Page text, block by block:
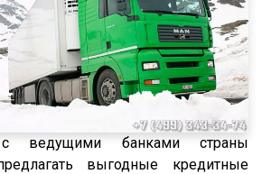
с ведущими банками страны
выгодные кредитные